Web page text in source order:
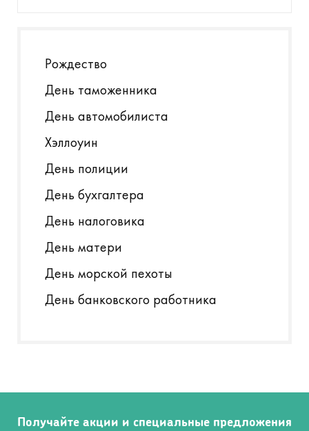
Рождество
День таможенника
День автомобилиста
Хэллоуин
День полиции
День бухгалтера
День налоговика
День матери
День морской пехоты
День банковского работника
Получайте акции и специальные предложения